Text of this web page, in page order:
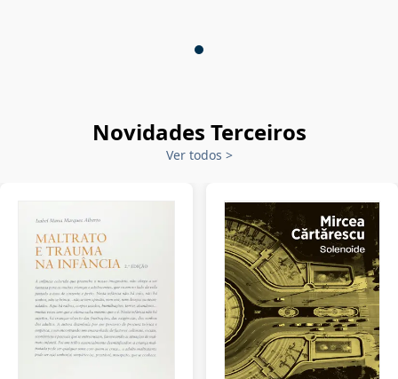
Novidades Terceiros
Ver todos >